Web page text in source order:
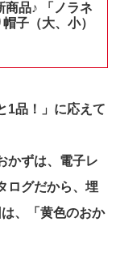
品♪ 「ノラネ
子（大、小）
1品！」に応えて
かずは、電子レ
ログだから、埋
、「黄色のおか